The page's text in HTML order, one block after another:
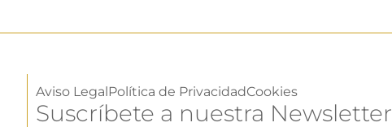
Aviso Legal Política de PrivacidadCookies
Suscríbete a nuestra Newsletter